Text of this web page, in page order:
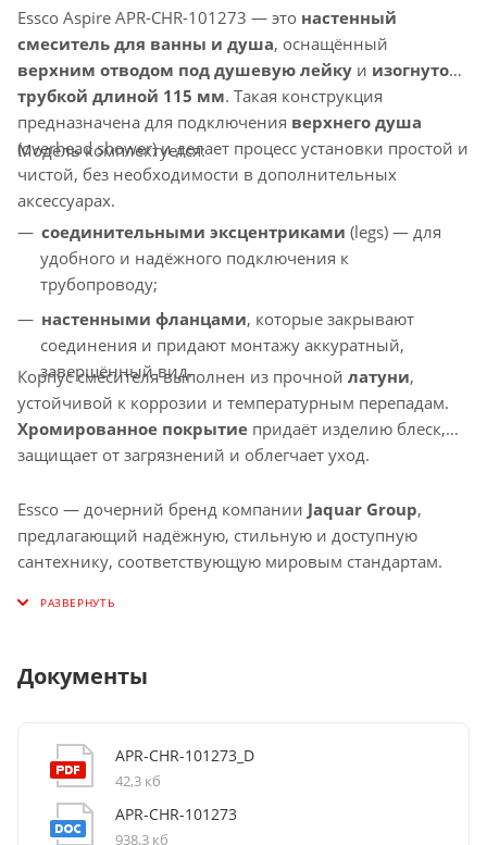
Essco Aspire APR-CHR-101273 — это настенный
смеситель для ванны и душа, оснащённый
верхним отводом под душевую лейку и изогнутой
трубкой длиной 115 мм. Такая конструкция
предназначена для подключения верхнего душа
(overhead shower) и делает процесс установки простой и
чистой, без необходимости в дополнительных
аксессуарах.
Модель комплектуется:
соединительными эксцентриками (legs) — для
удобного и надёжного подключения к
трубопроводу;
настенными фланцами, которые закрывают
соединения и придают монтажу аккуратный,
завершённый вид.
Корпус смесителя выполнен из прочной латуни,
устойчивой к коррозии и температурным перепадам.
Хромированное покрытие придаёт изделию блеск,
защищает от загрязнений и облегчает уход.
Essco — дочерний бренд компании Jaquar Group,
предлагающий надёжную, стильную и доступную
сантехнику, соответствующую мировым стандартам.
Документы
APR-CHR-101273_D
42,3 кб
APR-CHR-101273
938,3 кб